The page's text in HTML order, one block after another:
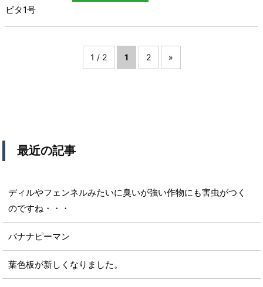
ビタ1号
1 / 2 1 2 »
最近の記事
ディルやフェンネルみたいに臭いが強い作物にも害虫がつく
のですね・・・
バナナピーマン
葉色板が新しくなりました。